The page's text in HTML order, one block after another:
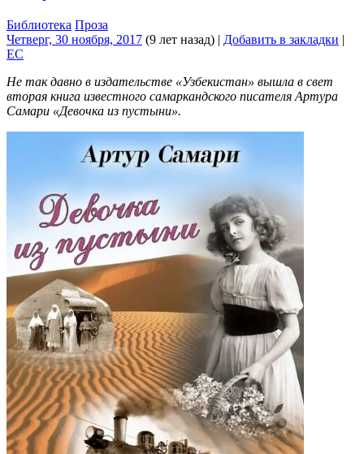
Библиотека Проза
Четверг, 30 ноября, 2017 (9 лет назад) | Добавить в закладки |
EC
Не так давно в издательстве «Узбекистан» вышла в свет
вторая книга известного самаркандского писателя Артура
Самари «Девочка из пустыни».